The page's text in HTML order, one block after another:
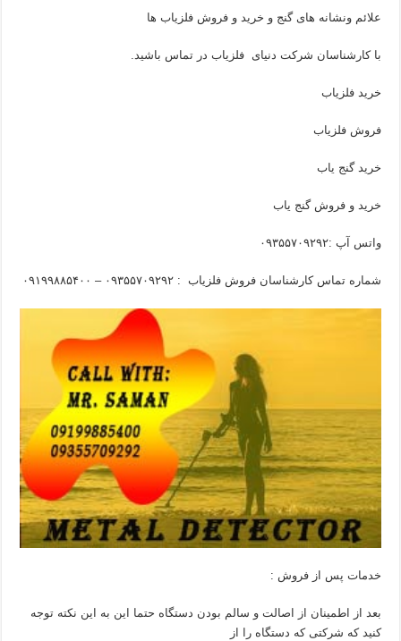
علائم ونشانه های گنج و خرید و فروش فلزیاب ها
با کارشناسان شرکت دنیای فلزیاب در تماس باشید.
خرید فلزیاب
فروش فلزیاب
خرید گنج یاب
خرید و فروش گنج یاب
واتس آپ :۰۹۳۵۵۷۰۹۲۹۲
شماره تماس کارشناسان فروش فلزیاب : ۰۹۳۵۵۷۰۹۲۹۲ – ۰۹۱۹۹۸۸۵۴۰۰
خدمات پس از فروش :
بعد از اطمینان از اصالت و سالم بودن دستگاه حتما این به این نکته توجه
کنید که شرکتی که دستگاه را از